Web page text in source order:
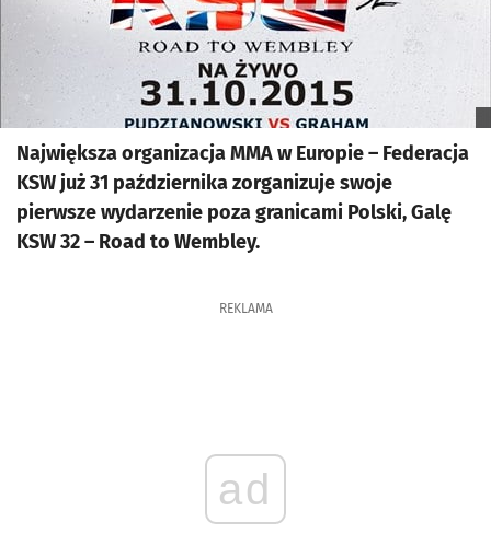
Największa organizacja MMA w Europie – Federacja
KSW już 31 października zorganizuje swoje
pierwsze wydarzenie poza granicami Polski, Galę
KSW 32 – Road to Wembley.
REKLAMA
ad